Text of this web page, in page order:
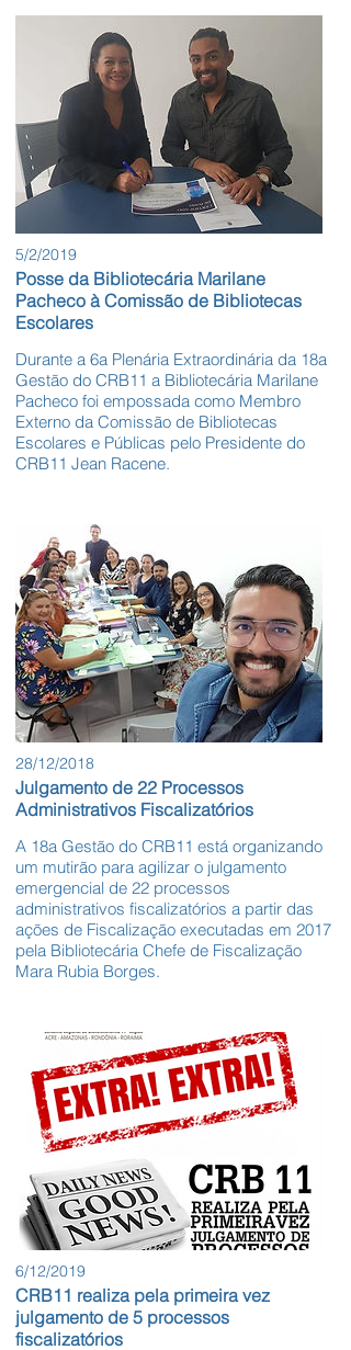
5/2/2019
Posse da Bibliotecária Marilane
Pacheco à Comissão de Bibliotecas
Escolares
Durante a 6a Plenária Extraordinária da 18a
Gestão do CRB11 a Bibliotecária Marilane
Pacheco foi empossada como Membro
Externo da Comissão de Bibliotecas
Escolares e Públicas pelo Presidente do
CRB11 Jean Racene.
28/12/2018
Julgamento de 22 Processos
Administrativos Fiscalizatórios
A 18a Gestão do CRB11 está organizando
um mutirão para agilizar o julgamento
emergencial de 22 processos
administrativos fiscalizatórios a partir das
ações de Fiscalização executadas em 2017
pela Bibliotecária Chefe de Fiscalização
Mara Rubia Borges.
6/12/2019
CRB11 realiza pela primeira vez
julgamento de 5 processos
fiscalizatórios